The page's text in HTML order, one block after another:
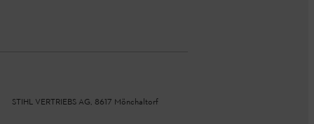
STIHL VERTRIEBS AG, 8617 Mönchaltorf